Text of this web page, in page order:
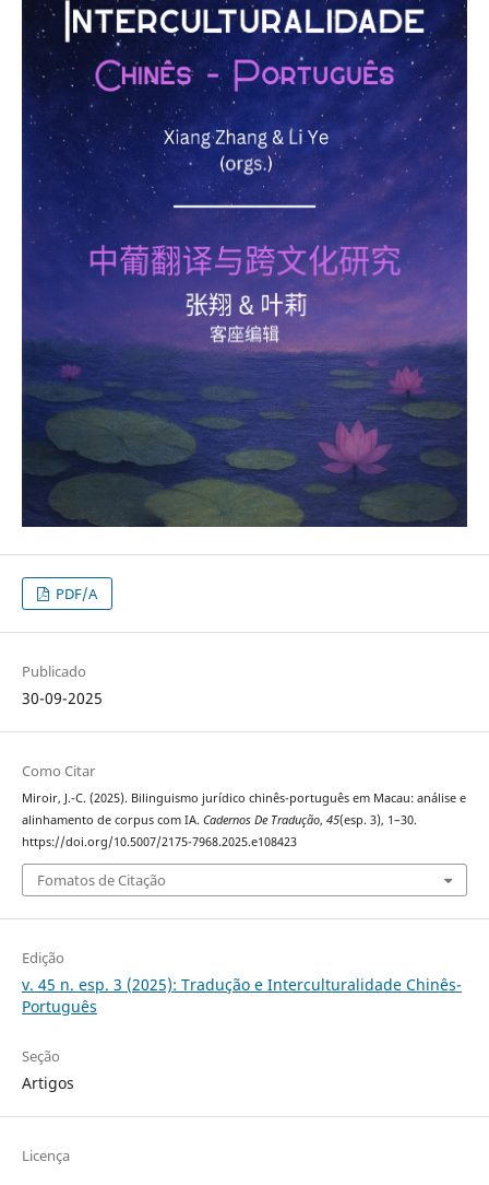
PDF/A
Publicado
30-09-2025
Como Citar
Miroir, J.-C. (2025). Bilinguismo jurídico chinês-português em Macau: análise e
alinhamento de corpus com IA. Cadernos De Tradução, 45(esp. 3), 1–30.
https://doi.org/10.5007/2175-7968.2025.e108423
Fomatos de Citação
Edição
v. 45 n. esp. 3 (2025): Tradução e Interculturalidade Chinês-
Português
Seção
Artigos
Licença